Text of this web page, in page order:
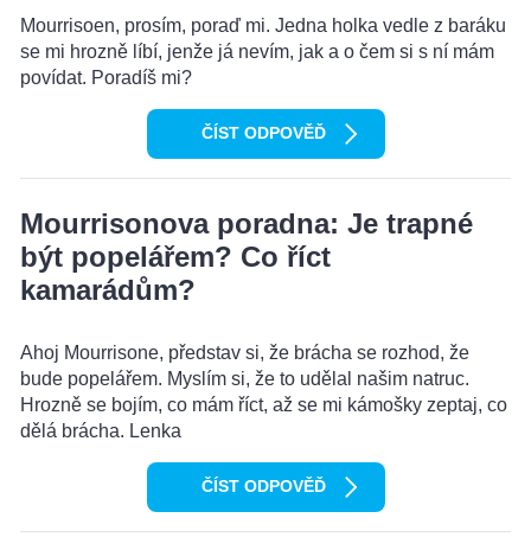
Mourrisoen, prosím, poraď mi. Jedna holka vedle z baráku
se mi hrozně líbí, jenže já nevím, jak a o čem si s ní mám
povídat. Poradíš mi?
ČÍST ODPOVĚĎ
Mourrisonova poradna: Je trapné
být popelářem? Co říct
kamarádům?
Ahoj Mourrisone, představ si, že brácha se rozhod, že
bude popelářem. Myslím si, že to udělal našim natruc.
Hrozně se bojím, co mám říct, až se mi kámošky zeptaj, co
dělá brácha. Lenka
ČÍST ODPOVĚĎ